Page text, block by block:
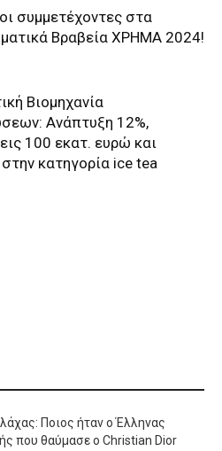
συμμετέχοντες στα
Βραβεία ΧΡΗΜΑ 2024!
Βιομηχανία
Ανάπτυξη 12%,
100 εκατ. ευρώ και
κατηγορία ice tea
Ποιος ήταν ο Έλληνας
που θαύμασε ο Christian Dior